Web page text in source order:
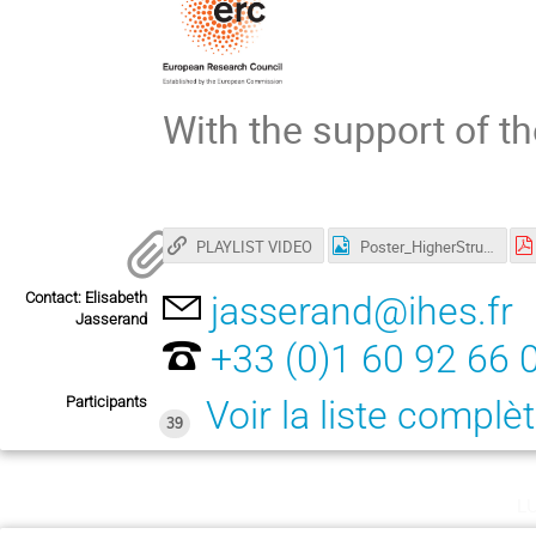
With the support of
PLAYLIST VIDEO Poster_HigherStructure
Contact: Elisabeth
Jasserand
jasserand@ihes.fr
+33 (0)1 60 92 66
Participants
39
Voir la liste